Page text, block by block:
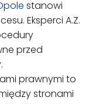
stanowi
Eksperci A.Z.
przed
prawnymi to
stronami